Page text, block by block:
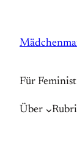
springen
Für
Über